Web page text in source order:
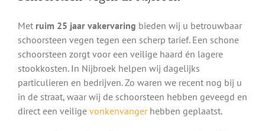
Met ruim 25 jaar vakervaring bieden wij u betrouwbaar
schoorsteen vegen tegen een scherp tarief. Een schone
schoorsteen zorgt voor een veilige haard én lagere
stookkosten. In Nijbroek helpen wij dagelijks
particulieren en bedrijven. Zo waren we recent nog bij u
in de straat, waar wij de schoorsteen hebben geveegd en
direct een veilige vonkenvangerhebben geplaatst.